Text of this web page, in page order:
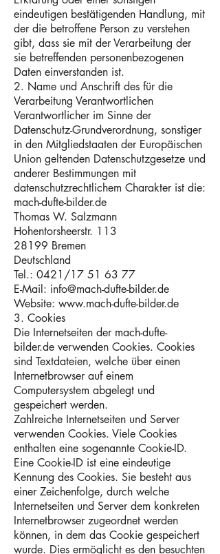
eindeutigen bestätigenden Handlung, mit
der die betroffene Person zu verstehen
gibt, dass sie mit der Verarbeitung der
sie betreffenden personenbezogenen
Daten einverstanden ist.
2. Name und Anschrift des für die
Verarbeitung Verantwortlichen
Verantwortlicher im Sinne der
Datenschutz-Grundverordnung, sonstiger
in den Mitgliedstaaten der Europäischen
Union geltenden Datenschutzgesetze und
anderer Bestimmungen mit
datenschutzrechtlichem Charakter ist die:
mach-dufte-bilder.de
Thomas W. Salzmann
Hohentorsheerstr. 113
28199 Bremen
Deutschland
Tel.: 0421/17 51 63 77
E-Mail: info@mach-dufte-bilder.de
Website: www.mach-dufte-bilder.de
3. Cookies
Die Internetseiten der mach-dufte-
bilder.de verwenden Cookies. Cookies
sind Textdateien, welche über einen
Internetbrowser auf einem
Computersystem abgelegt und
gespeichert werden.
Zahlreiche Internetseiten und Server
verwenden Cookies. Viele Cookies
enthalten eine sogenannte Cookie-ID.
Eine Cookie-ID ist eine eindeutige
Kennung des Cookies. Sie besteht aus
einer Zeichenfolge, durch welche
Internetseiten und Server dem konkreten
Internetbrowser zugeordnet werden
können, in dem das Cookie gespeichert
wurde. Dies ermöglicht es den besuchten